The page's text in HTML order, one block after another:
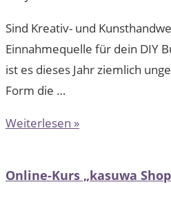
Sind Kreativ- und
Einnahmequelle für dein DIY
ist es dieses Jahr ziemlich
Form die …
Weiterlesen »
Online-Kurs „kasuwa